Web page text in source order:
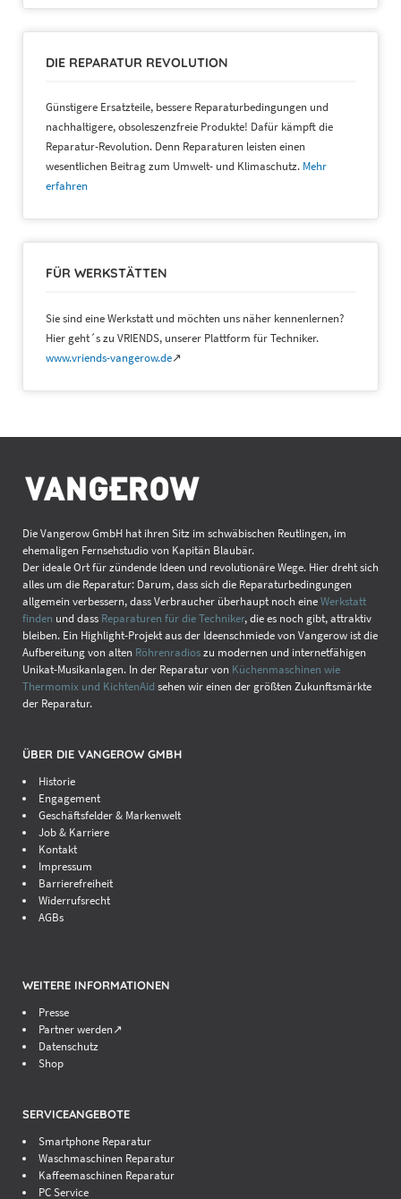
DIE REPARATUR REVOLUTION
Günstigere Ersatzteile, bessere Reparaturbedingungen und
nachhaltigere, obsoleszenzfreie Produkte! Dafür kämpft die
Reparatur-Revolution. Denn Reparaturen leisten einen
wesentlichen Beitrag zum Umwelt- und Klimaschutz. Mehr
erfahren
FÜR WERKSTÄTTEN
Sie sind eine Werkstatt und möchten uns näher kennenlernen?
Hier geht´s zu VRIENDS, unserer Plattform für Techniker.
www.vriends-vangerow.de↗
Die Vangerow GmbH hat ihren Sitz im schwäbischen Reutlingen, im
ehemaligen Fernsehstudio von Kapitän Blaubär.
Der ideale Ort für zündende Ideen und revolutionäre Wege. Hier dreht sich
alles um die Reparatur: Darum, dass sich die Reparaturbedingungen
allgemein verbessern, dass Verbraucher überhaupt noch eineWerkstatt
finden und dass Reparaturen für die Techniker, die es noch gibt, attraktiv
bleiben. Ein Highlight-Projekt aus der Ideenschmiede von Vangerow ist die
Aufbereitung von alten Röhrenradioszu modernen und internetfähigen
Unikat-Musikanlagen. In der Reparatur von Küchenmaschinen wie
Thermomix und KichtenAid sehen wir einen der größten Zukunftsmärkte
der Reparatur.
ÜBER DIE VANGEROW GMBH
Historie
Engagement
Geschäftsfelder & Markenwelt
Job & Karriere
Kontakt
Impressum
Barrierefreiheit
Widerrufsrecht
AGBs
WEITERE INFORMATIONEN
Presse
Partner werden↗
Datenschutz
Shop
SERVICEANGEBOTE
Smartphone Reparatur
Waschmaschinen Reparatur
Kaffeemaschinen Reparatur
PC Service